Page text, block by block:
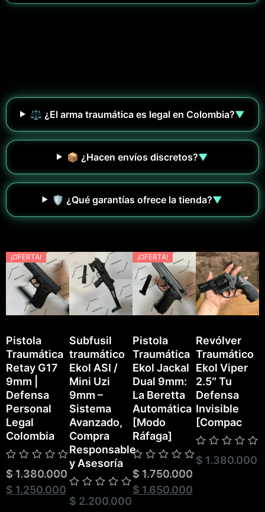
⚖️ ¿El arma traumática es legal en Colombia?▼
📦 ¿Hacen envíos discretos?▼
🛡️ ¿Qué garantías ofrece la tienda?▼
¡OFERTA!
Pistola
Traumática
Retay G17
9mm |
Defensa
Personal
Legal
Colombia
Valorado
con
0
de
$1.380.000
$ 1.250.000
Subfusil
traumático
Ekol ASI /
Mini Uzi
9mm –
Sistema
Avanzado,
Compra
Responsable
y Asesoría
Valorado
con
$ 2.200.000
¡OFERTA!
Pistola
Traumática
Ekol Jackal
Dual 9mm:
La Beretta
Automática
[Modo
Ráfaga]
Valorado
con
0
de
$1.750.000
$ 1.650.000
Revólver
Traumático
Ekol Viper
2.5″ Tu
Defensa
Invisible
[Compac
Valorado
con
$ 1.380.000